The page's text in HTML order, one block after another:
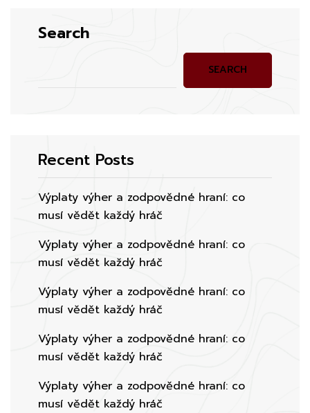
Search
SEARCH
Recent Posts
Výplaty výher a zodpovědné hraní: co
musí vědět každý hráč
Výplaty výher a zodpovědné hraní: co
musí vědět každý hráč
Výplaty výher a zodpovědné hraní: co
musí vědět každý hráč
Výplaty výher a zodpovědné hraní: co
musí vědět každý hráč
Výplaty výher a zodpovědné hraní: co
musí vědět každý hráč